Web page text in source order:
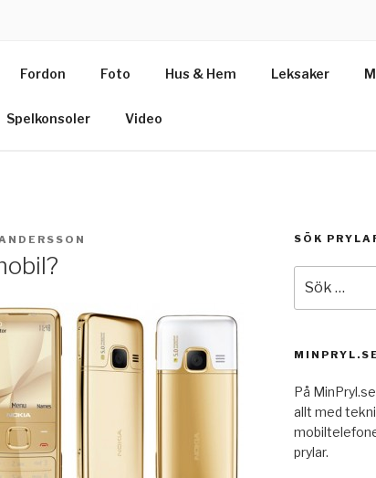
Fordon Foto Hus & Hem Leksaker
Spelkonsoler Video
SÖK
efter:
På
allt med
prylar.